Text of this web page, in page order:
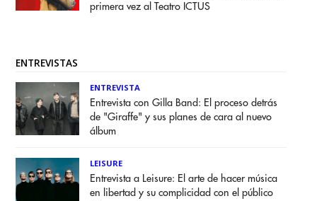
primera vez al Teatro ICTUS
ENTREVISTAS
ENTREVISTA
Entrevista con Gilla Band: El proceso detrás
de "Giraffe" y sus planes de cara al nuevo
álbum
LEISURE
Entrevista a Leisure: El arte de hacer música
en libertad y su complicidad con el público